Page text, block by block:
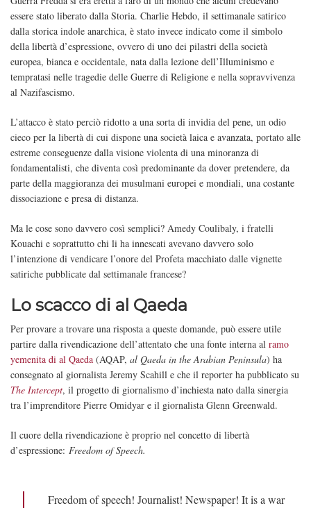
essere stato liberato dalla Storia. Charlie Hebdo, il settimanale satirico
dalla storica indole anarchica, è stato invece indicato come il simbolo
della libertà d’espressione, ovvero di uno dei pilastri della società
europea, bianca e occidentale, nata dalla lezione dell’Illuminismo e
tempratasi nelle tragedie delle Guerre di Religione e nella sopravvivenza
al Nazifascismo.
L’attacco è stato perciò ridotto a una sorta di invidia del pene, un odio
cieco per la libertà di cui dispone una società laica e avanzata, portato alle
estreme conseguenze dalla visione violenta di una minoranza di
fondamentalisti, che diventa così predominante da dover pretendere, da
parte della maggioranza dei musulmani europei e mondiali, una costante
dissociazione e presa di distanza.
Ma le cose sono davvero così semplici? Amedy Coulibaly, i fratelli
Kouachi e soprattutto chi li ha innescati avevano davvero solo
l’intenzione di vendicare l’onore del Profeta macchiato dalle vignette
satiriche pubblicate dal settimanale francese?
Lo scacco di al Qaeda
Per provare a trovare una risposta a queste domande, può essere utile
partire dalla rivendicazione dell’attentato che una fonte interna al ramo
yemenita di al Qaeda (AQAP, al Qaeda in the Arabian Peninsula) ha
consegnato al giornalista Jeremy Scahill e che il reporter ha pubblicato su
The Intercept, il progetto di giornalismo d’inchiesta nato dalla sinergia
tra l’imprenditore Pierre Omidyar e il giornalista Glenn Greenwald.
Il cuore della rivendicazione è proprio nel concetto di libertà
d’espressione: Freedom of Speech.
Freedom of speech! Journalist! Newspaper! It is a war